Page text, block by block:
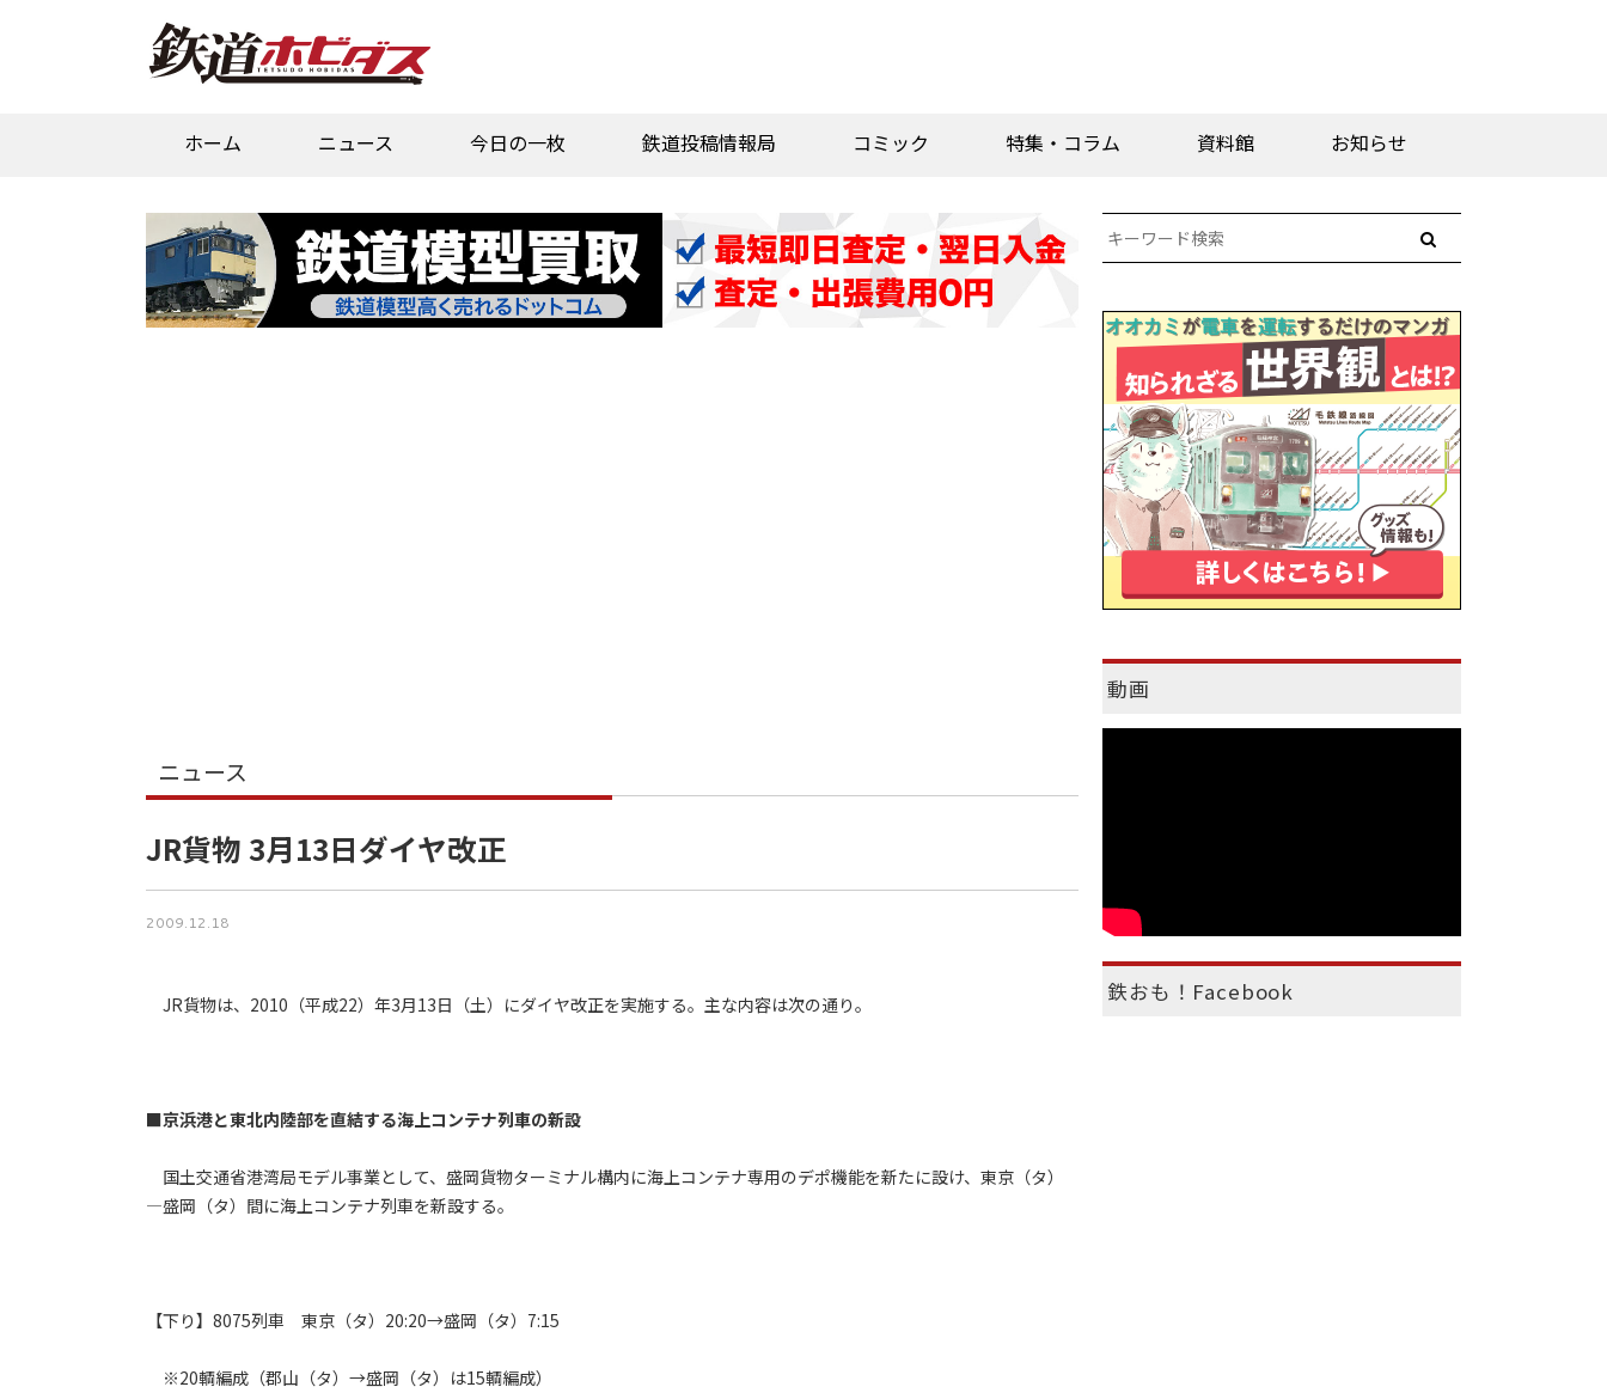
ホーム ニュース 今日の一枚 鉄道投稿情報局 コミック 特集・コラム 資料館 お知らせ
ニュース
JR貨物 3月13日ダイヤ改正
2009.12.18
JR貨物は、2010（平成22）年3月13日（土）にダイヤ改正を実施する。主な内容は次の通り。
■京浜港と東北内陸部を直結する海上コンテナ列車の新設
国土交通省港湾局モデル事業として、盛岡貨物ターミナル構内に海上コンテナ専用のデポ機能を新たに設け、東京（タ）
―盛岡（タ）間に海上コンテナ列車を新設する。
【下り】8075列車 東京（タ）20:20→盛岡（タ）7:15
※20輌編成（郡山（タ）→盛岡（タ）は15輌編成）
動画
鉄おも！Facebook